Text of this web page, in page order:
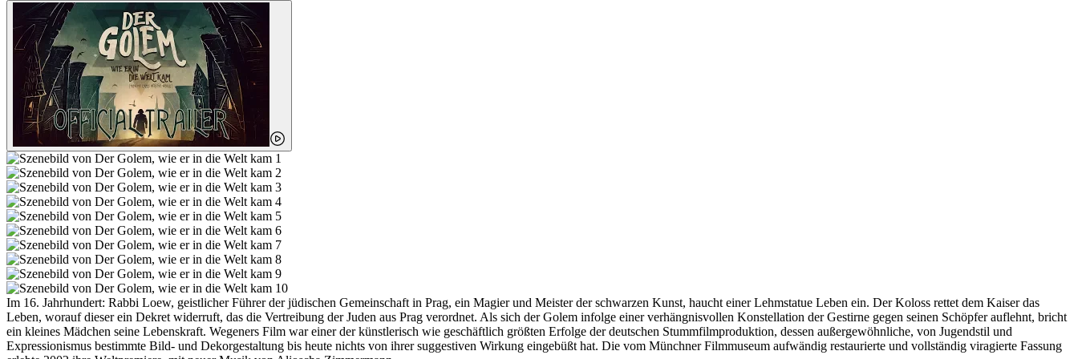
Im 16. Jahrhundert: Rabbi Loew, geistlicher Führer der jüdischen Gemeinschaft in Prag, ein Magier und Meister der schwarzen Kunst, haucht einer Lehmstatue Leben ein. Der Koloss rettet dem Kaiser das
Leben, worauf dieser ein Dekret widerruft, das die Vertreibung der Juden aus Prag verordnet. Als sich der Golem infolge einer verhängnisvollen Konstellation der Gestirne gegen seinen Schöpfer auflehnt, bricht
ein kleines Mädchen seine Lebenskraft. Wegeners Film war einer der künstlerisch wie geschäftlich größten Erfolge der deutschen Stummfilmproduktion, dessen außergewöhnliche, von Jugendstil und
Expressionismus bestimmte Bild- und Dekorgestaltung bis heute nichts von ihrer suggestiven Wirkung eingebüßt hat. Die vom Münchner Filmmuseum aufwändig restaurierte und vollständig viragierte Fassung